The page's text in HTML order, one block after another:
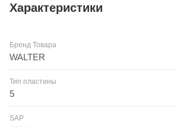
Характеристики
Бренд Товара
WALTER
Тип пластины
5
SAP